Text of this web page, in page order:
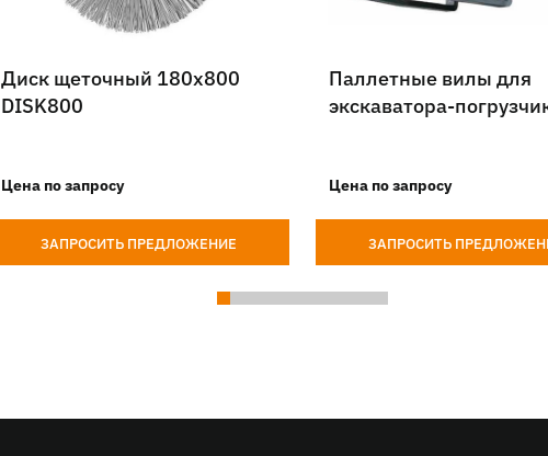
Диск щеточный 180х800
DISK800
Цена по запросу
ЗАПРОСИТЬ ПРЕДЛОЖЕНИЕ
Паллетные вилы для
экскаватора-
Цена по запросу
ЗАПРОСИТЬ